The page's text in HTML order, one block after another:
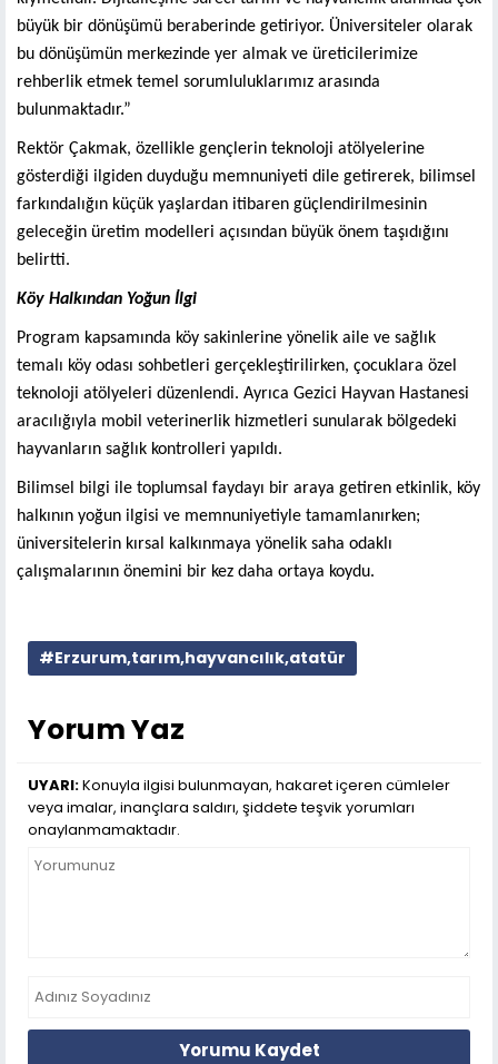
büyük bir dönüşümü beraberinde getiriyor. Üniversiteler olarak
bu dönüşümün merkezinde yer almak ve üreticilerimize
rehberlik etmek temel sorumluluklarımız arasında
bulunmaktadır.”
Rektör Çakmak, özellikle gençlerin teknoloji atölyelerine
gösterdiği ilgiden duyduğu memnuniyeti dile getirerek, bilimsel
farkındalığın küçük yaşlardan itibaren güçlendirilmesinin
geleceğin üretim modelleri açısından büyük önem taşıdığını
belirtti.
Köy Halkından Yoğun İlgi
Program kapsamında köy sakinlerine yönelik aile ve sağlık
temalı köy odası sohbetleri gerçekleştirilirken, çocuklara özel
teknoloji atölyeleri düzenlendi. Ayrıca Gezici Hayvan Hastanesi
aracılığıyla mobil veterinerlik hizmetleri sunularak bölgedeki
hayvanların sağlık kontrolleri yapıldı.
Bilimsel bilgi ile toplumsal faydayı bir araya getiren etkinlik, köy
halkının yoğun ilgisi ve memnuniyetiyle tamamlanırken;
üniversitelerin kırsal kalkınmaya yönelik saha odaklı
çalışmalarının önemini bir kez daha ortaya koydu.
#Erzurum,tarım,hayvancılık,atatür
Yorum Yaz
UYARI:Konuyla ilgisi bulunmayan, hakaret içeren cümleler
veya imalar, inançlara saldırı, şiddete teşvik yorumları
onaylanmamaktadır.
Yorumu Kaydet